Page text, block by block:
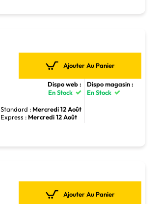
Ajouter Au Panier
Dispo web :
En Stock
Standard : Mercredi 12 Août
Express : Mercredi 12 Août
Dispo magasin :
En Stock
Ajouter Au Panier